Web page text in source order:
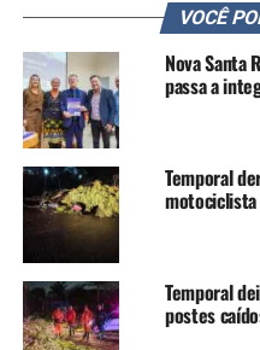
Newton Brasil de Leão,
da Justiça Federal para
teve início no dia 31 de
dos quatro desembargadores.
Agora, já na esfera federal,
ratificou todos os atos e
estaduais desde o início
pedido para que um novo
pela Justiça, agora federal.
o juiz do caso ainda não
novo pedido.
VOCÊ
Nova Santa
passa a
Temporal
motociclista
Temporal
postes